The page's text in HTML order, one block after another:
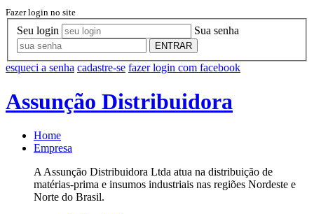
Fazer login no site
Seu login Sua senha
ENTRAR
esqueci a senha cadastre-se fazer login com facebook
Assunção Distribuidora
Home
Empresa
A Assunção Distribuidora Ltda atua na distribuição de
matérias-prima e insumos industriais nas regiões Nordeste e
Norte do Brasil.